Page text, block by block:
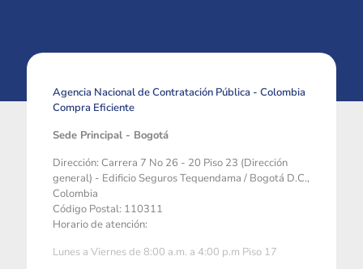
Agencia Nacional de Contratación Pública - Colombia
Compra Eficiente
Sede Principal - Bogotá
Dirección: Carrera 7 No 26 - 20 Piso 23 (Dirección
general) - Edificio Seguros Tequendama / Bogotá D.C.,
Colombia
Código Postal: 110311
Horario de atención:
Lunes a Viernes de 8:00 a.m. a 4:00 p.m Piso 17